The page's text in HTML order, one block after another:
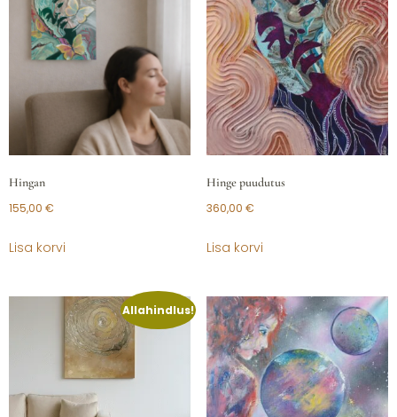
Hingan
155,00 €
Lisa korvi
Hinge puudutus
360,00 €
Lisa korvi
Allahindlus!